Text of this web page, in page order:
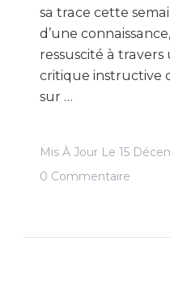
sa trace cette
d’une
ressuscité à travers
critique instructive
sur …
Mis À Jour Le 15
0 Commentaire